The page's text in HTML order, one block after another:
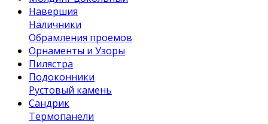
Навершия
Наличники
Обрамления проемов
Орнаменты и Узоры
Пилястра
Подоконники
Рустовый камень
Сандрик
Термопанели